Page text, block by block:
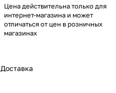
Цена действительна только для
интернет-магазина и может
отличаться от цен в розничных
магазинах
Доставка